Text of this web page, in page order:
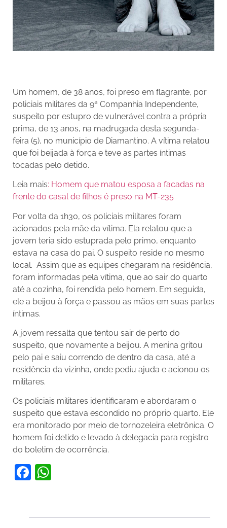
Um homem, de 38 anos, foi preso em flagrante, por
policiais militares da 9ª Companhia Independente,
suspeito por estupro de vulnerável contra a própria
prima, de 13 anos, na madrugada desta segunda-
feira (5), no município de Diamantino. A vítima relatou
que foi beijada à força e teve as partes íntimas
tocadas pelo detido.
Leia mais: Homem que matou esposa a facadas na
frente do casal de filhos é preso na MT-235
Por volta da 1h30, os policiais militares foram
acionados pela mãe da vítima. Ela relatou que a
jovem teria sido estuprada pelo primo, enquanto
estava na casa do pai. O suspeito reside no mesmo
local. Assim que as equipes chegaram na residência,
foram informadas pela vítima, que ao sair do quarto
até a cozinha, foi rendida pelo homem. Em seguida,
ele a beijou à força e passou as mãos em suas partes
íntimas.
A jovem ressalta que tentou sair de perto do
suspeito, que novamente a beijou. A menina gritou
pelo pai e saiu correndo de dentro da casa, até a
residência da vizinha, onde pediu ajuda e acionou os
militares.
Os policiais militares identificaram e abordaram o
suspeito que estava escondido no próprio quarto. Ele
era monitorado por meio de tornozeleira eletrônica. O
homem foi detido e levado à delegacia para registro
do boletim de ocorrência.
Facebook